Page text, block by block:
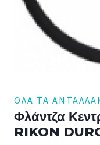
ΌΛΑ ΤΑ
Φλάντζα
RIKON